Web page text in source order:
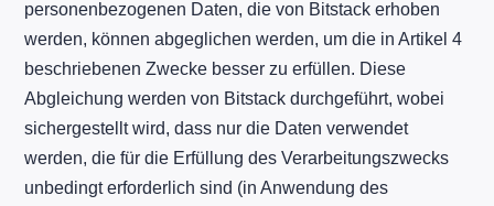
personenbezogenen Daten, die von Bitstack erhoben
werden, können abgeglichen werden, um die in Artikel 4
beschriebenen Zwecke besser zu erfüllen. Diese
Abgleichung werden von Bitstack durchgeführt, wobei
sichergestellt wird, dass nur die Daten verwendet
werden, die für die Erfüllung des Verarbeitungszwecks
unbedingt erforderlich sind (in Anwendung des